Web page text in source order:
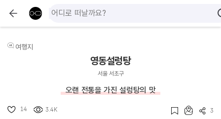
여행지
영동설렁탕
서울 서초구
오랜 전통을 가진 설렁탕의 맛
14 3.4K 3